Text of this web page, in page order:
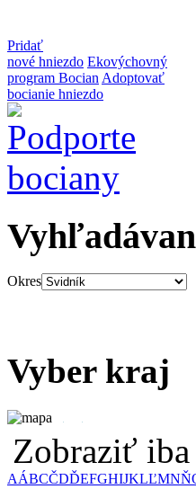
Pridať
nové hniezdo Ekovýchovný
program Bocian Adoptovať
bocianie hniezdo
Okres
Vyber kraj
Zobraziť iba
AÁBCČDĎEFGHIJKLĽMNŇ